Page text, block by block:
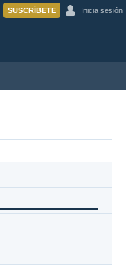
SUSCRÍBETE Inicia sesión